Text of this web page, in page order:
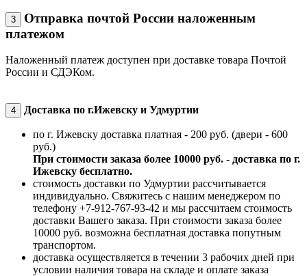
3
Отправка почтой России наложенным
платежом
Наложенный платеж доступен при доставке товара Почтой
России и СДЭКом.
4 Доставка по г.Ижевску и Удмуртии
по г. Ижевску доставка платная - 200 руб. (двери - 600
руб.)
При стоимости заказа более 10000 руб. - доставка по г.
Ижевску бесплатно.
стоимость доставки по Удмуртии рассчитывается
индивидуально. Свяжитесь с нашим менеджером по
телефону +7-912-767-93-42 и мы рассчитаем стоимость
доставки Вашего заказа. При стоимости заказа более
10000 руб. возможна бесплатная доставка попутным
транспортом.
доставка осуществляется в течении 3 рабочих дней при
условии наличия товара на складе и оплате заказа